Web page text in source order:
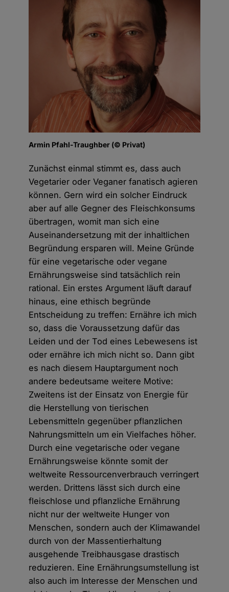
Armin Pfahl-Traughber (© Privat)
Zunächst einmal stimmt es, dass auch
Vegetarier oder Veganer fanatisch agieren
können. Gern wird ein solcher Eindruck
aber auf alle Gegner des Fleischkonsums
übertragen, womit man sich eine
Auseinandersetzung mit der inhaltlichen
Begründung ersparen will. Meine Gründe
für eine vegetarische oder vegane
Ernährungsweise sind tatsächlich rein
rational. Ein erstes Argument läuft darauf
hinaus, eine ethisch begründe
Entscheidung zu treffen: Ernähre ich mich
so, dass die Voraussetzung dafür das
Leiden und der Tod eines Lebewesens ist
oder ernähre ich mich nicht so. Dann gibt
es nach diesem Hauptargument noch
andere bedeutsame weitere Motive:
Zweitens ist der Einsatz von Energie für
die Herstellung von tierischen
Lebensmitteln gegenüber pflanzlichen
Nahrungsmitteln um ein Vielfaches höher.
Durch eine vegetarische oder vegane
Ernährungsweise könnte somit der
weltweite Ressourcenverbrauch verringert
werden. Drittens lässt sich durch eine
fleischlose und pflanzliche Ernährung
nicht nur der weltweite Hunger von
Menschen, sondern auch der Klimawandel
durch von der Massentierhaltung
ausgehende Treibhausgase drastisch
reduzieren. Eine Ernährungsumstellung ist
also auch im Interesse der Menschen und